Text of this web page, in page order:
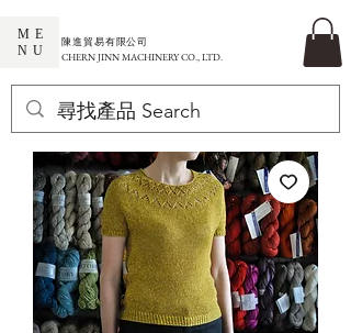
ME
NU
​陳進貿易有限公司
CHERN JINN MACHINERY CO., LTD.